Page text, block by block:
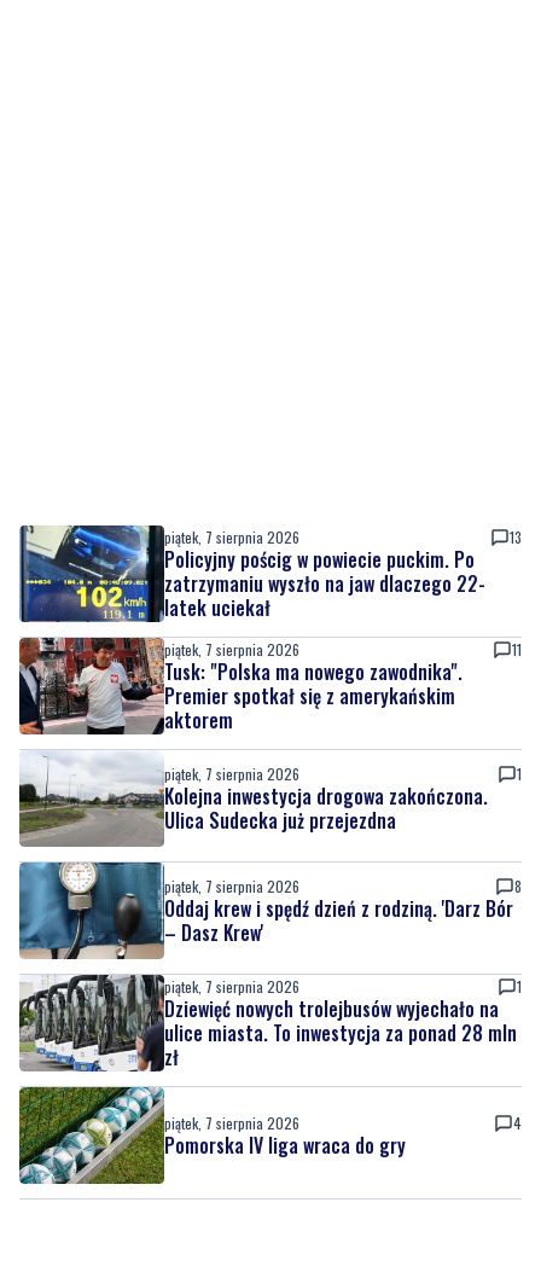
piątek, 7 sierpnia 2026 13
Policyjny pościg w powiecie puckim. Po
zatrzymaniu wyszło na jaw dlaczego 22-
latek uciekał
piątek, 7 sierpnia 2026 11
Tusk: "Polska ma nowego zawodnika".
Premier spotkał się z amerykańskim
aktorem
piątek, 7 sierpnia 2026 1
Kolejna inwestycja drogowa zakończona.
Ulica Sudecka już przejezdna
piątek, 7 sierpnia 2026 8
Oddaj krew i spędź dzień z rodziną. 'Darz Bór
– Dasz Krew'
piątek, 7 sierpnia 2026 1
Dziewięć nowych trolejbusów wyjechało na
ulice miasta. To inwestycja za ponad 28 mln
zł
piątek, 7 sierpnia 2026 4
Pomorska IV liga wraca do gry